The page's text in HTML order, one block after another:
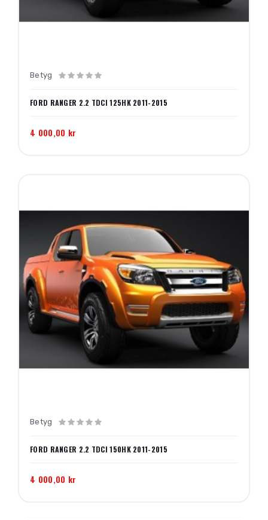
Betyg
FORD RANGER 2.2 TDCI 125HK 2011-2015
4 000,00 kr
Betyg
FORD RANGER 2.2 TDCI 150HK 2011-2015
4 000,00 kr